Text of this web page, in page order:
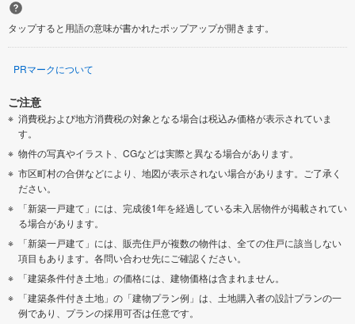
タップすると用語の意味が書かれたポップアップが開きます。
PRマークについて
ご注意
消費税および地方消費税の対象となる場合は税込み価格が表示されていま
す。
物件の写真やイラスト、CGなどは実際と異なる場合があります。
市区町村の合併などにより、地図が表示されない場合があります。ご了承く
ださい。
「新築一戸建て」には、完成後1年を経過している未入居物件が掲載されてい
る場合があります。
「新築一戸建て」には、販売住戸が複数の物件は、全ての住戸に該当しない
項目もあります。各問い合わせ先にご確認ください。
「建築条件付き土地」の価格には、建物価格は含まれません。
「建築条件付き土地」の「建物プラン例」は、土地購入者の設計プランの一
例であり、プランの採用可否は任意です。